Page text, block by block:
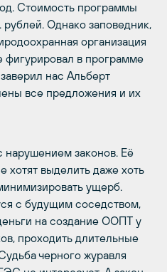
Стоимость программы
Однако заповедник,
организация
фигурировал в программе
нас Альберт
все предложения и их
нарушением законов. Её
хотят выделить даже хоть
ущерб.
с будущим соседством,
на создание ООПТ у
проходить длительные
черного журавля